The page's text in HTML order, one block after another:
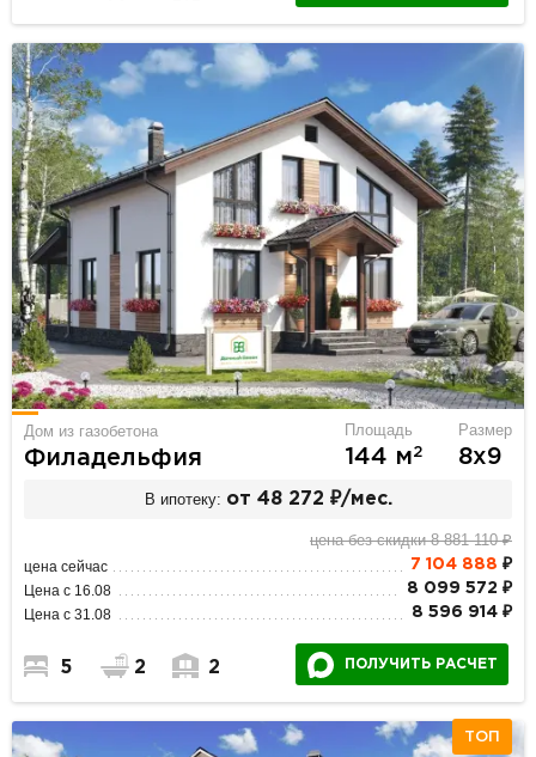
Дом из газобетона
Филадельфия
Площадь
144 м2
Размер
8х9
В ипотеку: от 48 272 ₽/мес.
цена без скидки 8 881 110 ₽
цена сейчас 7 104 888 ₽
Цена с 16.08 8 099 572 ₽
Цена с 31.08 8 596 914 ₽
5 2 2 ПОЛУЧИТЬ РАСЧЕТ
ТОП